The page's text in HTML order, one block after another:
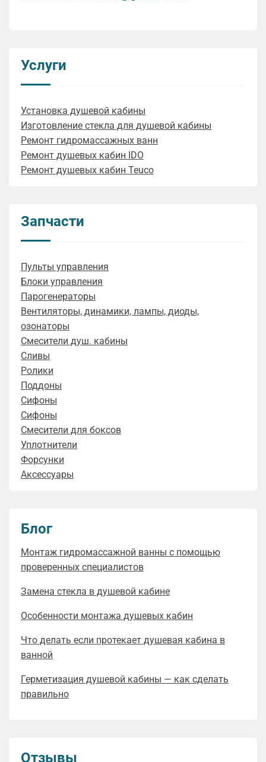
Услуги
Установка душевой кабины
Изготовление стекла для душевой кабины
Ремонт гидромассажных ванн
Ремонт душевых кабин IDO
Ремонт душевых кабин Teuco
Запчасти
Пульты управления
Блоки управления
Парогенераторы
Вентиляторы, динамики, лампы, диоды,
озонаторы
Смесители душ. кабины
Сливы
Ролики
Поддоны
Сифоны
Сифоны
Смесители для боксов
Уплотнители
Форсунки
Аксессуары
Блог
Монтаж гидромассажной ванны с помощью
проверенных специалистов
Замена стекла в душевой кабине
Особенности монтажа душевых кабин
Что делать если протекает душевая кабина в
ванной
Герметизация душевой кабины — как сделать
правильно
Отзывы